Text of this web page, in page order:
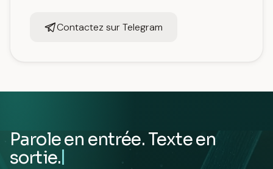
Contactez sur Telegram
Parole en entrée. Texte en
sortie.